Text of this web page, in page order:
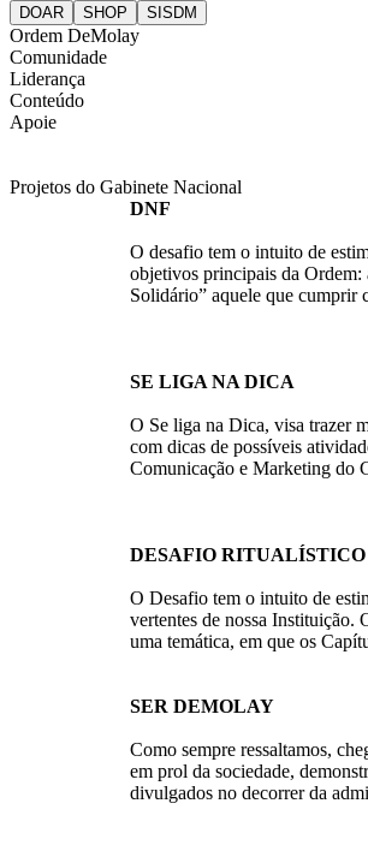
Ordem DeMolay
Comunidade
Liderança
Conteúdo
Apoie
Projetos do Gabinete Nacional
DNF
O desafio tem o intuito de
objetivos principais da
Solidário” aquele que cumprir
SE LIGA NA DICA
O Se liga na Dica, visa trazer
com dicas de possíveis
Comunicação e Marketing do
DESAFIO
O Desafio tem o intuito de
vertentes de nossa Instituição.
uma temática, em que os
SER DEMOLAY
Como sempre ressaltamos,
em prol da sociedade,
divulgados no decorrer da